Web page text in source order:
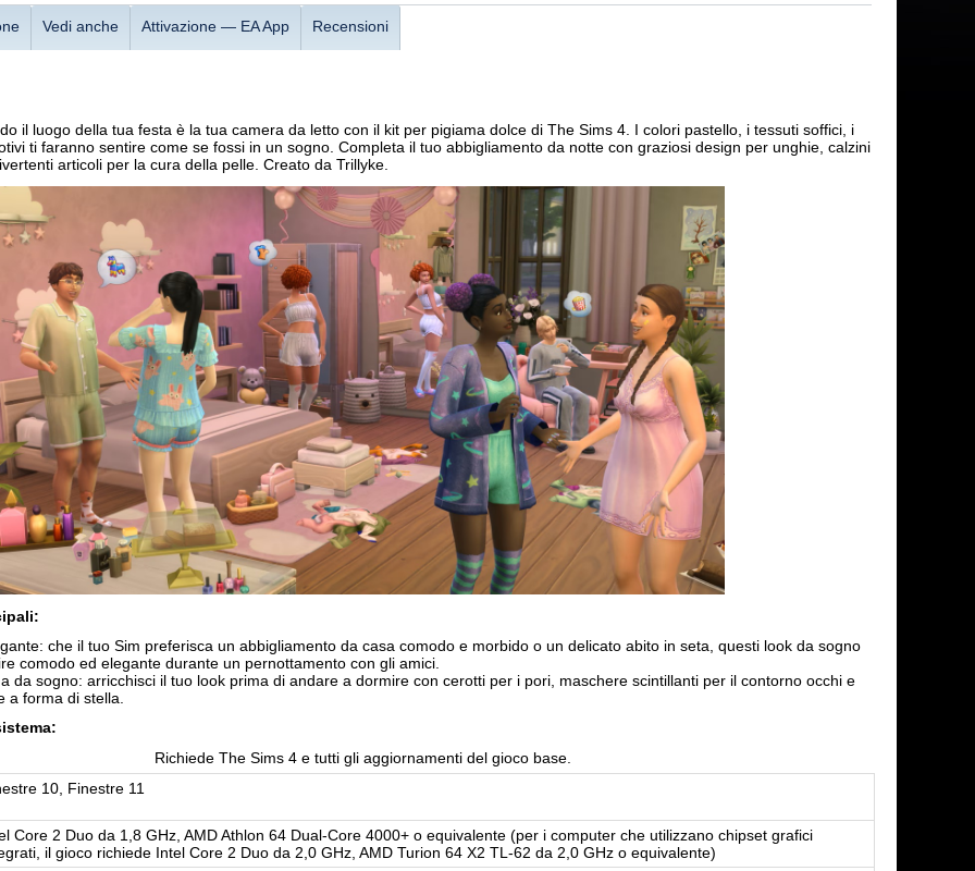
Vedi anche Attivazione — EA App Recensioni
il luogo della tua festa è la tua camera da letto con il kit per pigiama dolce di The Sims 4. I colori pastello, i tessuti soffici, i
ti faranno sentire come se fossi in un sogno. Completa il tuo abbigliamento da notte con graziosi design per unghie, calzini
articoli per la cura della pelle. Creato da Trillyke.
che il tuo Sim preferisca un abbigliamento da casa comodo e morbido o un delicato abito in seta, questi look da sogno
comodo ed elegante durante un pernottamento con gli amici.
da sogno: arricchisci il tuo look prima di andare a dormire con cerotti per i pori, maschere scintillanti per il contorno occhi e
a forma di stella.
Richiede The Sims 4 e tutti gli aggiornamenti del gioco base.
10, Finestre 11
Core 2 Duo da 1,8 GHz, AMD Athlon 64 Dual-Core 4000+ o equivalente (per i computer che utilizzano chipset grafici
il gioco richiede Intel Core 2 Duo da 2,0 GHz, AMD Turion 64 X2 TL-62 da 2,0 GHz o equivalente)